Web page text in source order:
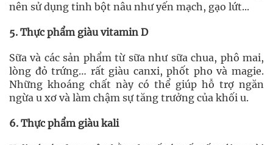
nên sử dụng tinh bột nâu như yến mạch, gạo lứt...
5. Thực phẩm giàu vitamin D
Sữa và các sản phẩm từ sữa như sữa chua, phô mai,
lòng đỏ trứng… rất giàu canxi, phốt pho và magie.
Những khoáng chất này có thể giúp hỗ trợ ngăn
ngừa u xơ và làm chậm sự tăng trưởng của khối u.
6. Thực phẩm giàu kali